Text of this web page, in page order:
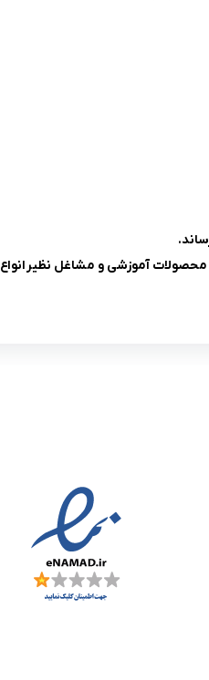
محصولات آموزشی و مشاغل نظیر انواع